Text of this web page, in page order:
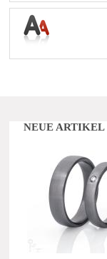
NEUE ARTIKEL